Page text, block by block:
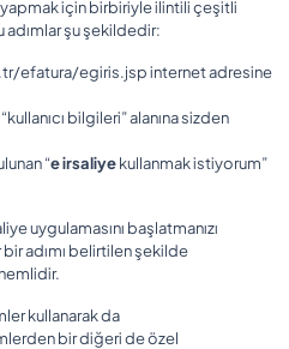
için birbiriyle ilintili çeşitli
adımlar şu şekildedir:
efatura/egiris.jsp internet adresine
bilgileri” alanına sizden
“e irsaliyekullanmak istiyorum”
uygulamasını başlatmanızı
bir adımı belirtilen şekilde
kullanarak da
bir diğeri de özel